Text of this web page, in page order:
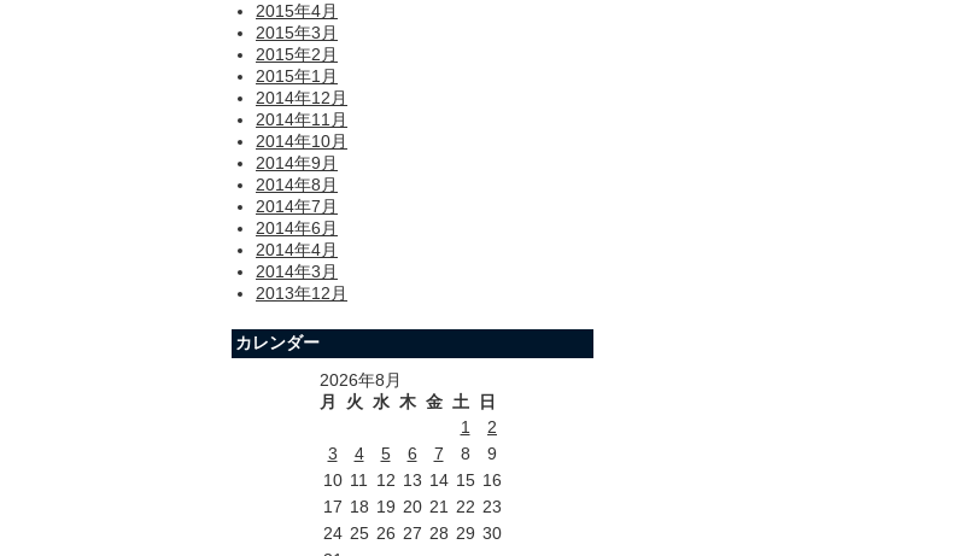
2015年4月
2015年3月
2015年2月
2015年1月
2014年12月
2014年11月
2014年10月
2014年9月
2014年8月
2014年7月
2014年6月
2014年4月
2014年3月
2013年12月
カレンダー
2026年8月
月
火 水 木 金 土
日
1
2
3
4 5 6 7 8
9
10 11 12 13 14 15 16
17 18 19 20 21 22 23
24 25 26 27 28 29 30